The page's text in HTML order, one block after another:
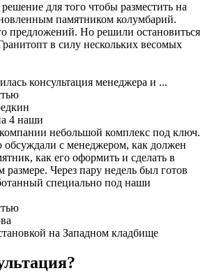
для того чтобы разместить на
памятником колумбарий.
предложений. Но решили остановиться
в силу нескольких весомых
консультация менеджера и ...
4 наши
небольшой комплекс под ключ.
обсуждали с менеджером, как должен
как его оформить и сделать в
размере. Через пару недель был готов
специально под наши
на Западном кладбище